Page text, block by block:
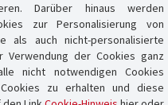
Darüber hinaus werden
zur Personalisierung von
als auch nicht-personalisierte
der Cookies ganz
nicht notwendigen Cookies
zu erhalten und diese